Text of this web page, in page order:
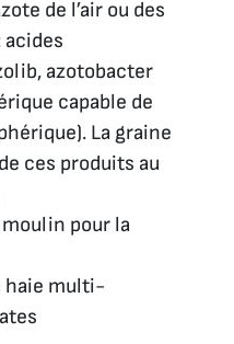
de l’air ou des
azotobacter
capable de
La graine
ces produits au
moulin pour la
haie multi-